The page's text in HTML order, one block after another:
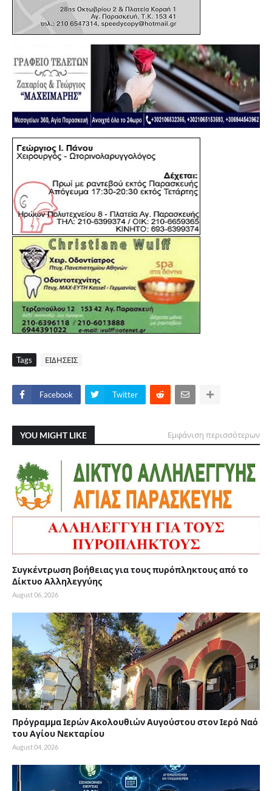
Tags ΕΙΔΗΣΕΙΣ
Facebook Twitter
YOU MIGHT LIKE Εμφάνιση περισσότερων
Συγκέντρωση βοήθειας για τους πυρόπληκτους από το
Δίκτυο Αλληλεγγύης
August 06, 2026
Πρόγραμμα Ιερών Ακολουθιών Αυγούστου στον Ιερό Ναό
του Αγίου Νεκταρίου
August 04, 2026